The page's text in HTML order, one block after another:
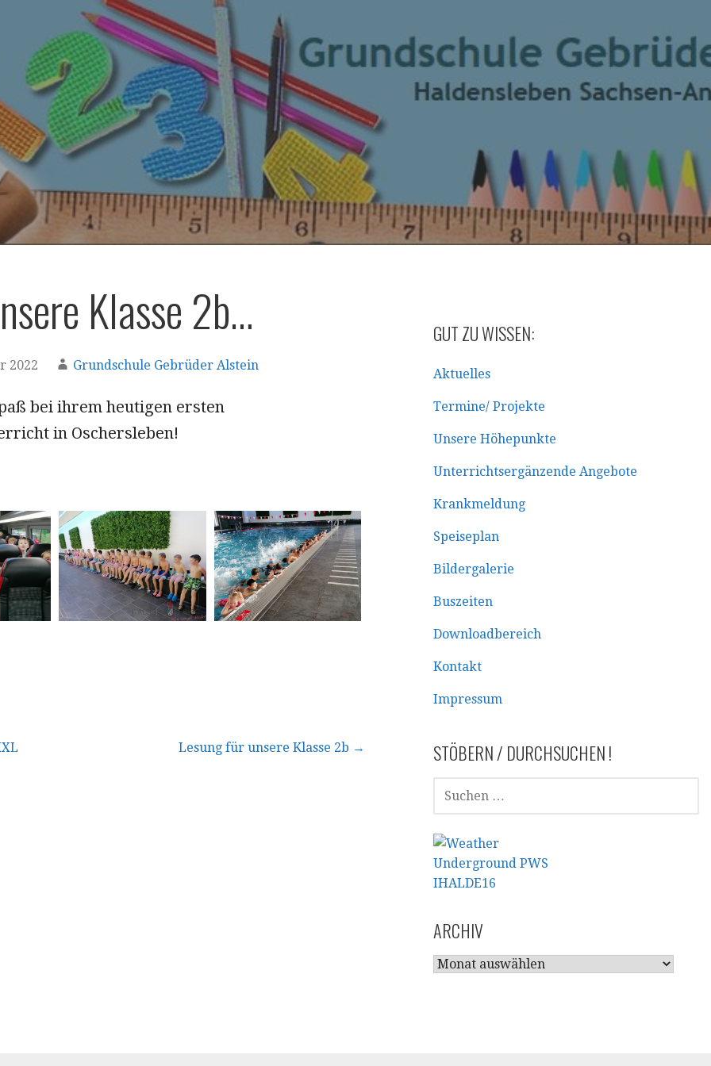
Klasse 2b…
2022 Grundschule Gebrüder Alstein
bei ihrem heutigen ersten
in Oschersleben!
Lesung für unsere Klasse 2b →
GUT ZU WISSEN:
Aktuelles
Termine/ Projekte
Unsere Höhepunkte
Unterrichtsergänzende Angebote
Krankmeldung
Speiseplan
Bildergalerie
Buszeiten
Downloadbereich
Kontakt
Impressum
STÖBERN / DURCHSUCHEN !
SUCHEN
NACH:
ARCHIV
ARCHIV